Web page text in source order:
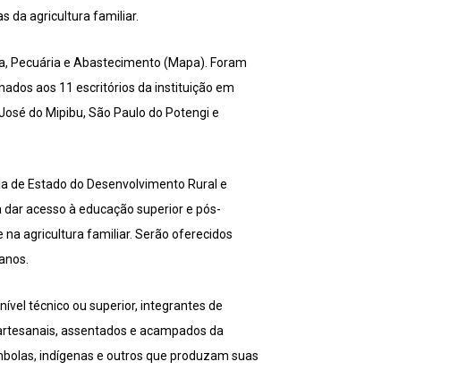
da agricultura familiar.
Pecuária e Abastecimento (Mapa). Foram
aos 11 escritórios da instituição em
do Mipibu, São Paulo do Potengi e
de Estado do Desenvolvimento Rural e
dar acesso à educação superior e pós-
na agricultura familiar. Serão oferecidos
técnico ou superior, integrantes de
assentados e acampados da
indígenas e outros que produzam suas